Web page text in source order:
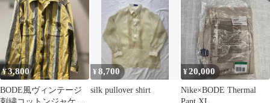
¥3,800
BODE風ヴィンテージ
¥8,700
silk pullover shirt
¥20,000
Nike×BODE Thermal